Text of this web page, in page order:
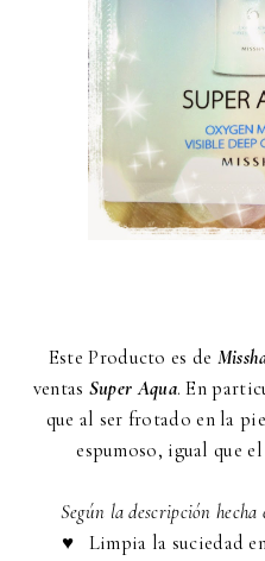
Este Producto es de
ventas Super Aqua. En
que al ser frotado en la
espumoso, igual que
Según la descripción
♥ Limpia la suciedad